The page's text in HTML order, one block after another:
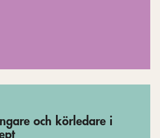
och körledare i